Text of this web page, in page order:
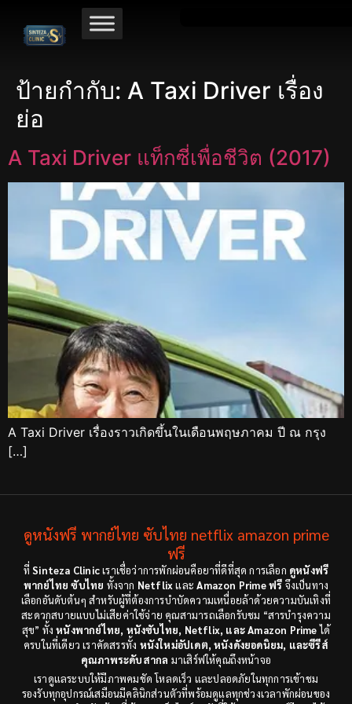
ป้ายกำกับ: A Taxi Driver เรื่อง
ย่อ
A Taxi Driver แท็กซี่เพื่อชีวิต (2017)
A Taxi Driver เรื่องราวเกิดขึ้นในเดือนพฤษภาคม ปี ณ กรุง
[…]
ดูหนังฟรี พากย์ไทย ซับไทย netflix amazon prime
ฟรี
ที่Sinteza Clinicเราเชื่อว่าการพักผ่อนคือยาที่ดีที่สุด การเลือก ดูหนังฟรี
พากย์ไทย ซับไทย ทั้งจาก NetflixและAmazon Prime ฟรี จึงเป็นทาง
เลือกอันดับต้นๆ สำหรับผู้ที่ต้องการบำบัดความเหนื่อยล้าด้วยความบันเทิงที่
สะดวกสบายแบบไม่เสียค่าใช้จ่าย คุณสามารถเลือกรับชม “สารบำรุงความ
สุข” ทั้งหนังพากย์ไทย, หนังซับไทย, Netflix, และ Amazon Primeได้
ครบในที่เดียว เราคัดสรรทั้ง หนังใหม่อัปเดต, หนังดังยอดนิยม, และซีรีส์
คุณภาพระดับสากล มาเสิร์ฟให้คุณถึงหน้าจอ
เราดูแลระบบให้มีภาพคมชัด โหลดเร็ว และปลอดภัยในทุกการเข้าชม
รองรับทุกอุปกรณ์เสมือนมีคลินิกส่วนตัวที่พร้อมดูแลทุกช่วงเวลาพักผ่อนของ